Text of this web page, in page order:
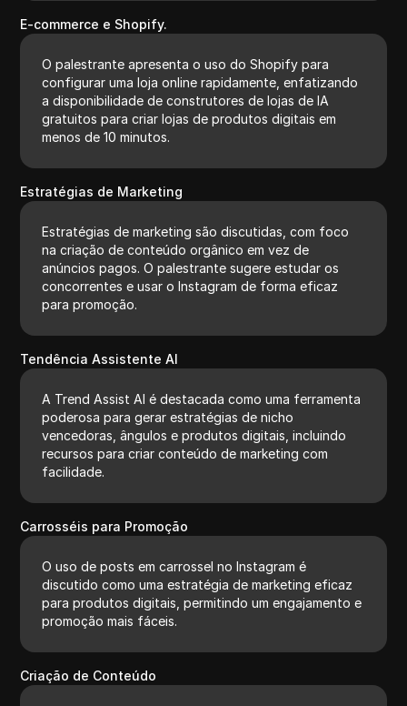
E-commerce e Shopify.
O palestrante apresenta o uso do Shopify para
configurar uma loja online rapidamente, enfatizando
a disponibilidade de construtores de lojas de IA
gratuitos para criar lojas de produtos digitais em
menos de 10 minutos.
Estratégias de Marketing
Estratégias de marketing são discutidas, com foco
na criação de conteúdo orgânico em vez de
anúncios pagos. O palestrante sugere estudar os
concorrentes e usar o Instagram de forma eficaz
para promoção.
Tendência Assistente AI
A Trend Assist AI é destacada como uma ferramenta
poderosa para gerar estratégias de nicho
vencedoras, ângulos e produtos digitais, incluindo
recursos para criar conteúdo de marketing com
facilidade.
Carrosséis para Promoção
O uso de posts em carrossel no Instagram é
discutido como uma estratégia de marketing eficaz
para produtos digitais, permitindo um engajamento e
promoção mais fáceis.
Criação de Conteúdo